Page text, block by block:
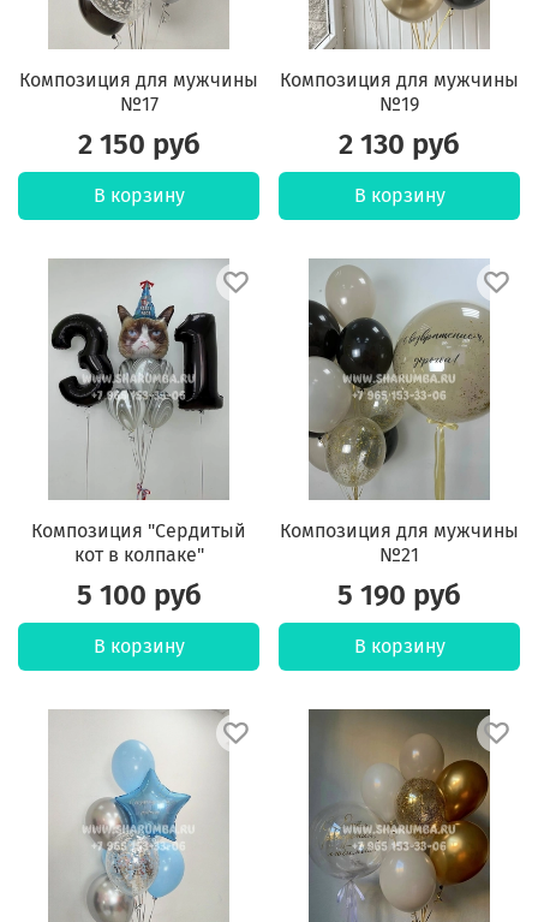
Композиция для мужчины
№17
2 150 руб
В корзину
Композиция для мужчины
№19
2 130 руб
В корзину
Композиция "Сердитый
кот в колпаке"
5 100 руб
В корзину
Композиция для мужчины
№21
5 190 руб
В корзину